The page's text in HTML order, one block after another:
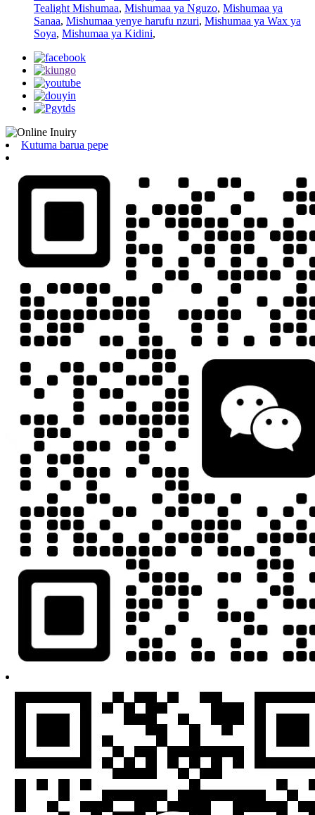
Tealight Mishumaa, Mishumaa ya Nguzo, Mishumaa ya
Sanaa, Mishumaa yenye harufu nzuri, Mishumaa ya Wax ya
Soya, Mishumaa ya Kidini,
Kutuma barua pepe